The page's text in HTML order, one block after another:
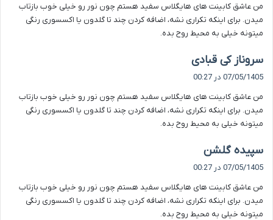
:
من عاشق کابینت های هایگلاس سفید هستم چون نور رو خیلی خوب بازتاب
میدن. برای اینکه تکراری نشه، اضافه کردن چند تا گلدون یا اکسسوری رنگی
میتونه خیلی به محیط روح بده.
سروناز کی قبادی
:
07/05/1405 در 00:27
من عاشق کابینت های هایگلاس سفید هستم چون نور رو خیلی خوب بازتاب
میدن. برای اینکه تکراری نشه، اضافه کردن چند تا گلدون یا اکسسوری رنگی
میتونه خیلی به محیط روح بده.
سپیده گلشن
ف
:
07/05/1405 در 00:27
من عاشق کابینت های هایگلاس سفید هستم چون نور رو خیلی خوب بازتاب
میدن. برای اینکه تکراری نشه، اضافه کردن چند تا گلدون یا اکسسوری رنگی
میتونه خیلی به محیط روح بده.